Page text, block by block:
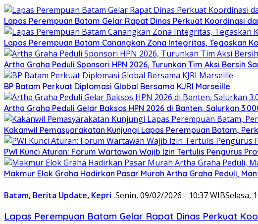
Lapas Perempuan Batam Gelar Rapat Dinas Perkuat Koordinasi
Lapas Perempuan Batam Canangkan Zona Integritas, Tegaskan
Artha Graha Peduli Sponsori HPN 2026, Turunkan Tim Aksi Bersih
BP Batam Perkuat Diplomasi Global Bersama KJRI Marseille
Artha Graha Peduli Gelar Baksos HPN 2026 di Banten, Salurkan
Kakanwil Pemasyarakatan Kunjungi Lapas Perempuan Batam,
PWI Kunci Aturan: Forum Wartawan Wajib Izin Tertulis Pengurus
Makmur Elok Graha Hadirkan Pasar Murah Artha Graha Peduli,
Batam, Berita Update, Kepri Senin, 09/02/2026 - 10:37 WIBSelasa,
Lapas Perempuan Batam Gelar Rapat Dinas Perkuat